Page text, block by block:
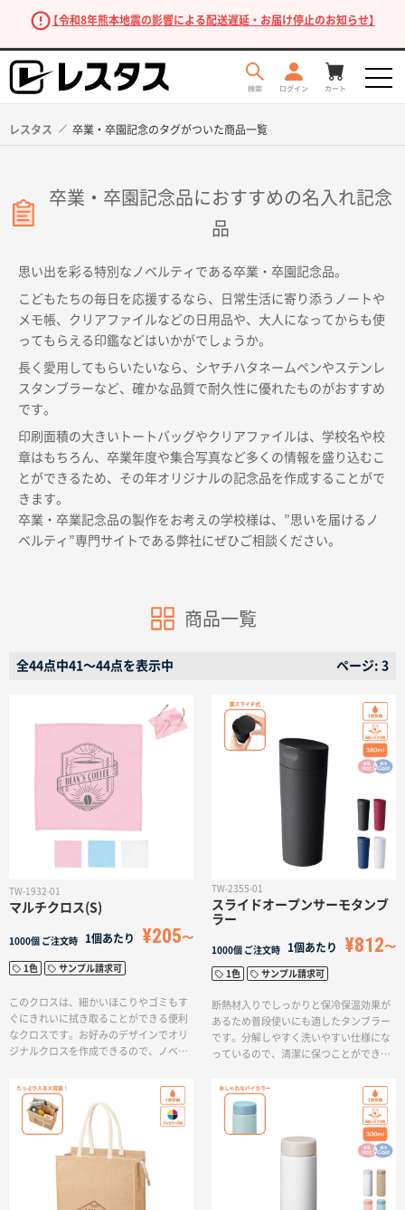
【令和8年熊本地震の影響による配送遅延・お届け停止のお知らせ】
商品を探す
商品カテゴリーから探す
印刷色から探す
ご注文の流れ
お見積書の作成方法
データ入稿ガイド
再注文について
レスタス 卒業・卒園記念のタグがついた商品一覧
卒業・卒園記念品におすすめの名入れ記念
品
思い出を彩る特別なノベルティである卒業・卒園記念品。
こどもたちの毎日を応援するなら、日常生活に寄り添うノートや
メモ帳、クリアファイルなどの日用品や、大人になってからも使
ってもらえる印鑑などはいかがでしょうか。
長く愛用してもらいたいなら、シヤチハタネームペンやステンレ
スタンブラーなど、確かな品質で耐久性に優れたものがおすすめ
です。
印刷面積の大きいトートバッグやクリアファイルは、学校名や校
章はもちろん、卒業年度や集合写真など多くの情報を盛り込むこ
とができるため、その年オリジナルの記念品を作成することがで
きます。
卒業・卒業記念品の製作をお考えの学校様は、”思いを届けるノ
ベルティ”専門サイトである弊社にぜひご相談ください。
商品一覧
全44点中41〜44点を表示中 ページ: 3
TW-1932-01
マルチクロス(S)
1000個 ご注文時 1個あたり ¥205
1色 サンプル請求可
このクロスは、細かいほこりやゴミもす
ぐにきれいに拭き取ることができる便利
なクロスです。お好みのデザインでオリ
ジナルクロスを作成できるので、ノベル
ただけます。
TW-2355-01
スライドオープンサーモタンブ
ラー
1000個 ご注文時 1個あたり ¥812
1色 サンプル請求可
断熱材入りでしっかりと保冷保温効果が
あるため普段使いにも適したタンブラー
です。分解しやすく洗いやすい仕様にな
っているので、清潔に保つことができま
落とす心配がなく、デイリーからアウト
ドアまで幅広くお使いいただけます。ワ
ンポイント印刷から本体側面に大きく名
入れすることが可能なので、カフェや飲
食業界のノベルティやアーティストの物